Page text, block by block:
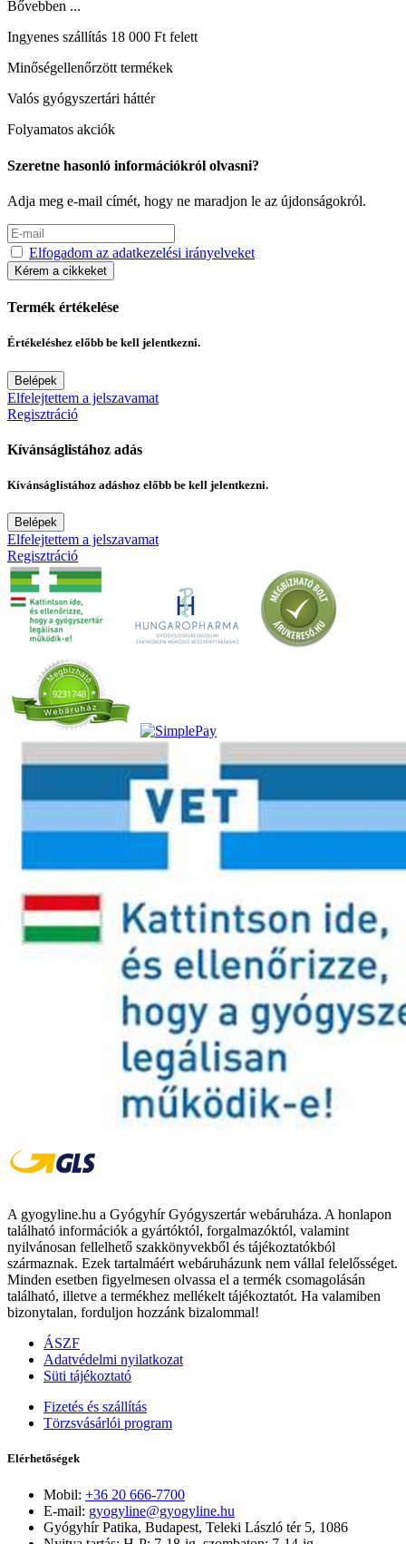
Bővebben ...
Ingyenes szállítás 18 000 Ft felett
Minőségellenőrzött termékek
Valós gyógyszertári háttér
Folyamatos akciók
Szeretne hasonló információkról olvasni?
Adja meg e-mail címét, hogy ne maradjon le az újdonságokról.
Elfogadom az adatkezelési irányelveket
Kérem a cikkeket
Termék értékelése
Értékeléshez előbb be kell jelentkezni.
Belépek
Elfelejtettem a jelszavamat
Regisztráció
Kívánságlistához adás
Kívánságlistához adáshoz előbb be kell jelentkezni.
Belépek
Elfelejtettem a jelszavamat
Regisztráció
A gyogyline.hu a Gyógyhír Gyógyszertár webáruháza. A honlapon
található információk a gyártóktól, forgalmazóktól, valamint
nyilvánosan fellelhető szakkönyvekből és tájékoztatókból
származnak. Ezek tartalmáért webáruházunk nem vállal felelősséget.
Minden esetben figyelmesen olvassa el a termék csomagolásán
található, illetve a termékhez mellékelt tájékoztatót. Ha valamiben
bizonytalan, forduljon hozzánk bizalommal!
ÁSZF
Adatvédelmi nyilatkozat
Süti tájékoztató
Fizetés és szállítás
Törzsvásárlói program
Elérhetőségek
Mobil: +36 20 666-7700
E-mail: gyogyline@gyogyline.hu
Gyógyhír Patika, Budapest, Teleki László tér 5, 1086